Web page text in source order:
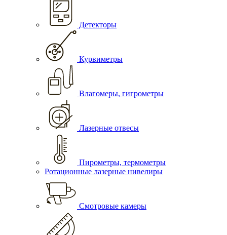
Детекторы
Курвиметры
Влагомеры, гигрометры
Лазерные отвесы
Пирометры, термометры
Ротационные лазерные нивелиры
Смотровые камеры